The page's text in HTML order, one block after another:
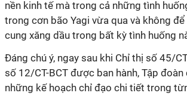
nền kinh tế mà trong cả những tình
trong cơn bão Yagi vừa qua và không
cung xăng dầu trong bất kỳ tình huống
Đáng chú ý, ngay sau khi Chỉ thị số 45/
số 12/CT-BCT được ban hành, Tập đoàn
những kế hoạch chỉ đạo chi tiết trong